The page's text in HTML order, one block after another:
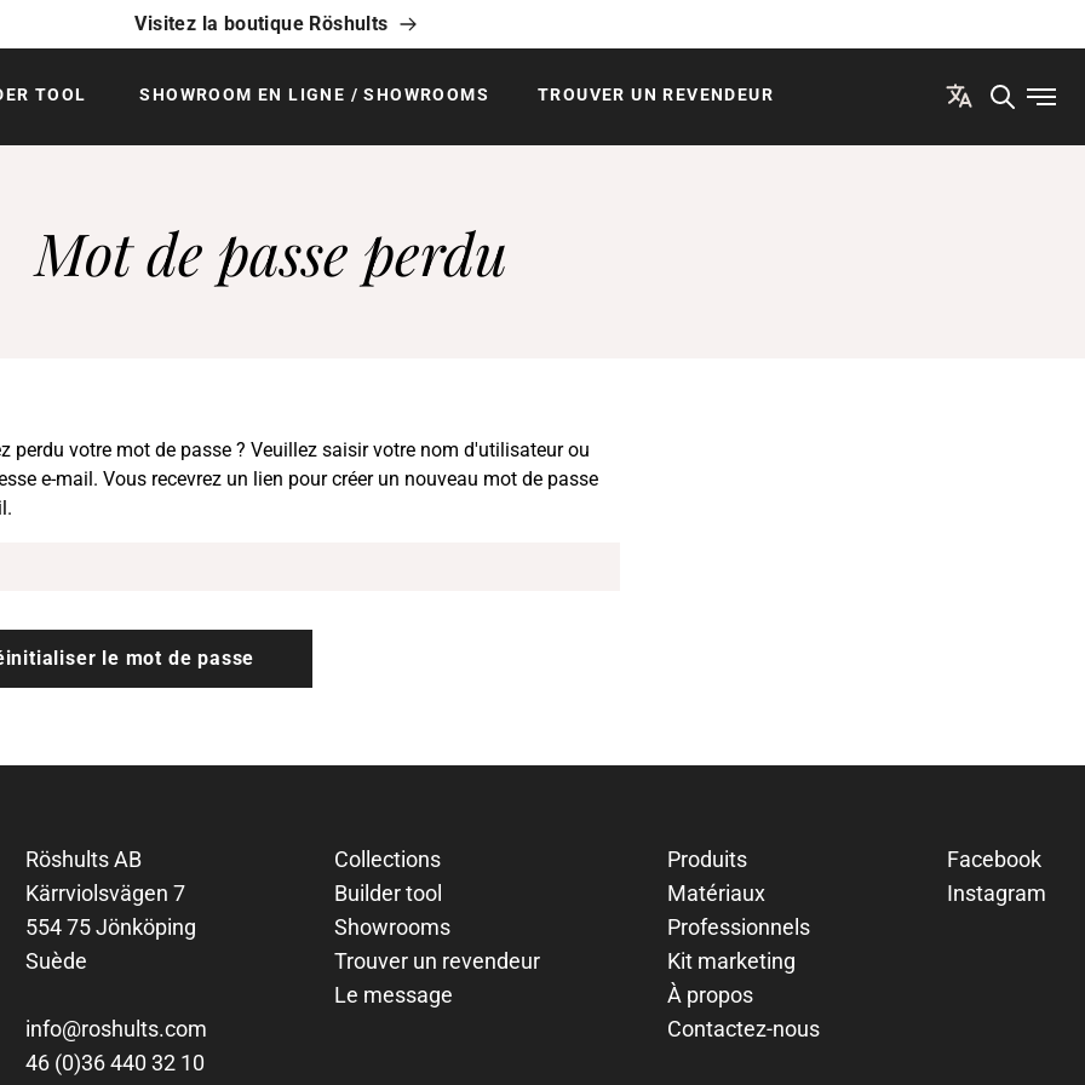
Visitez la boutique Röshults
TOOL SHOWROOM EN LIGNE / SHOWROOMS TROUVER UN REVENDEUR
Mot de passe perdu
perdu votre mot de passe ? Veuillez saisir votre nom d'utilisateur ou
e-mail. Vous recevrez un lien pour créer un nouveau mot de passe
le mot de passe
Röshults AB
Kärrviolsvägen 7
554 75 Jönköping
Suède
info@roshults.com
46 (0)36 440 32 10
Collections
Builder tool
Showrooms
Trouver un revendeur
Le message
Produits
Matériaux
Professionnels
Kit marketing
À propos
Contactez-nous
Facebook
Instagram